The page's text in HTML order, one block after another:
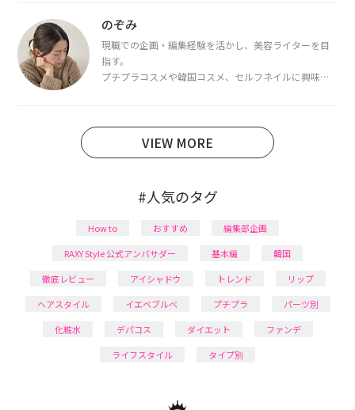
断・骨格診断によるイメージコンサルティングも行っ
のぞみ
現職での企画・編集経験を活かし、美容ライターを目
指す。
プチプラコスメや韓国コスメ、セルフネイルに興味が
日本化粧品検定1級保有。
VIEW MORE
#人気のタグ
How to おすすめ
編集部企画
RAXY Style 公式アンバサダー
基本編
韓国
徹底レビュー
アイシャドウ トレンド
リップ
ヘアスタイル
イエベブルベ プチプラ
パーツ別
化粧水
デパコス ダイエット
ファンデ
ライフスタイル
タイプ別